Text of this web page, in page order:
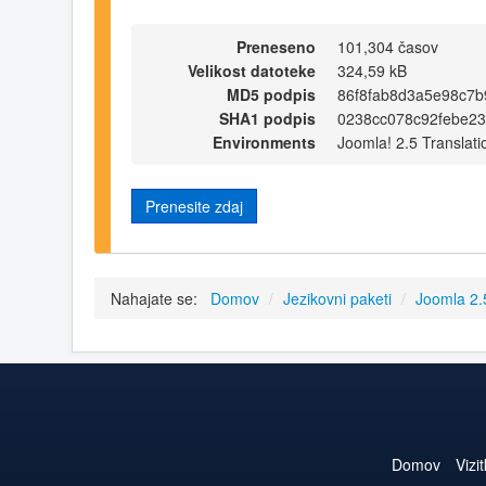
Preneseno
101,304 časov
Velikost datoteke
324,59 kB
MD5 podpis
SHA1 podpis
Environments
Joomla! 2.5
Prenesite zdaj
Nahajate se: Domov / Jezikovni paketi / Joomla
Domov